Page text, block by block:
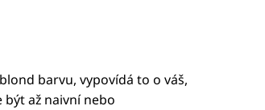
barvu, vypovídá to o váš,
být až naivní nebo